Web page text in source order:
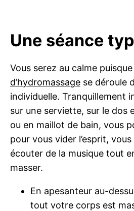
Une séance
Vous serez au calme puisque
d’hydromassage se déroule
individuelle. Tranquillement
sur une serviette, sur le dos
ou en maillot de bain, vous
pour vous vider l’esprit,
écouter de la musique tout
masser.
En apesanteur au-
tout votre corps est